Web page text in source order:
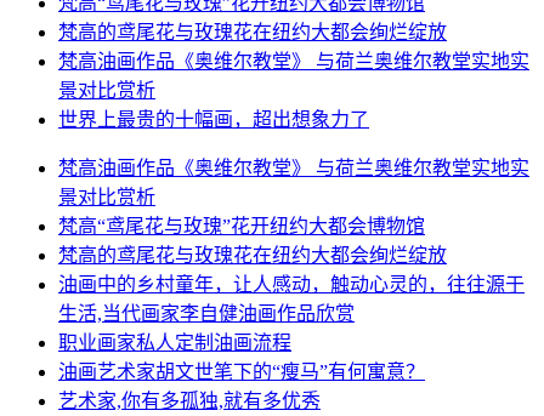
梵高的鸢尾花与玫瑰花在纽约大都会绚烂绽放
梵高油画作品《奥维尔教堂》 与荷兰奥维尔教堂实地实
景对比赏析
世界上最贵的十幅画，超出想象力了
梵高油画作品《奥维尔教堂》 与荷兰奥维尔教堂实地实
景对比赏析
梵高“鸢尾花与玫瑰”花开纽约大都会博物馆
梵高的鸢尾花与玫瑰花在纽约大都会绚烂绽放
油画中的乡村童年，让人感动，触动心灵的，往往源于
生活,当代画家李自健油画作品欣赏
职业画家私人定制油画流程
油画艺术家胡文世笔下的“瘦马”有何寓意？
艺术家,你有多孤独,就有多优秀